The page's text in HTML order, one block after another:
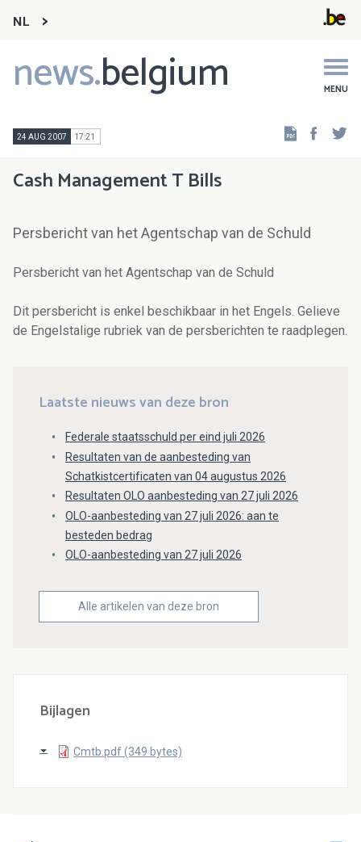
NL
news.belgium MENU
Main
navigation
24 AUG 2007 17:21
Cash Management T Bills
Persbericht van het Agentschap van de Schuld
Persbericht van het Agentschap van de Schuld
Dit persbericht is enkel beschikbaar in het Engels. Gelieve
de Engelstalige rubriek van de persberichten te raadplegen.
Laatste nieuws van deze bron
Federale staatsschuld per eind juli 2026
Resultaten van de aanbesteding van
Schatkistcertificaten van 04 augustus 2026
Resultaten OLO aanbesteding van 27 juli 2026
OLO-aanbesteding van 27 juli 2026: aan te
besteden bedrag
OLO-aanbesteding van 27 juli 2026
Alle artikelen van deze bron
Bijlagen
Cmtb.pdf (349 bytes)